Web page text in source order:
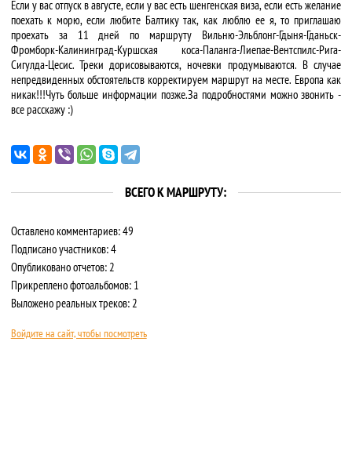
Если у вас отпуск в августе, если у вас есть шенгенская виза, если есть желание
поехать к морю, если любите Балтику так, как люблю ее я, то приглашаю
проехать за 11 дней по маршруту Вильню-Эльблонг-Гдыня-Гданьск-
Фромборк-Калининград-Куршская коса-Паланга-Лиепае-Вентспилс-Рига-
Сигулда-Цесис. Треки дорисовываются, ночевки продумываются. В случае
непредвиденных обстоятельств корректируем маршрут на месте. Европа как
никак!!!Чуть больше информации позже.За подробностями можно звонить -
все расскажу :)
ВСЕГО К МАРШРУТУ:
Оставлено комментариев: 49
Подписано участников: 4
Опубликовано отчетов: 2
Прикреплено фотоальбомов: 1
Выложено реальных треков: 2
Войдите на сайт, чтобы посмотреть